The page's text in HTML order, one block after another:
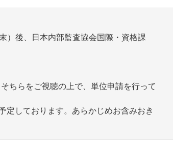
）後、日本内部監査協会国際・資格課
ちらをご視聴の上で、単位申請を行って
しております。あらかじめお含みおき